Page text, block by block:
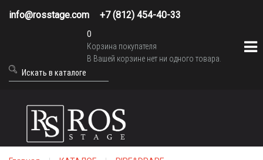
info@rosstage.com +7 (812) 454-40-33
0
Корзина покупателя
В Вашей корзине нет ни одного товара.